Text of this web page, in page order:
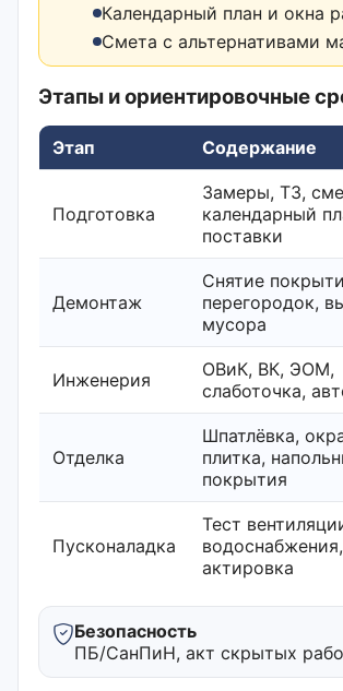
Календарный план и окна
Смета с альтернативами
Этапы и ориентировочные
Этап Содержание
Подготовка
Замеры, ТЗ,
календарный
поставки
Демонтаж
Снятие
перегородок,
мусора
Инженерия
ОВиК, ВК, ЭОМ,
слаботочка,
Отделка
Шпатлёвка,
плитка,
покрытия
Пусконаладка
Тест
водоснабжения,
актировка
Безопасность
ПБ/СанПиН, акт скрытых